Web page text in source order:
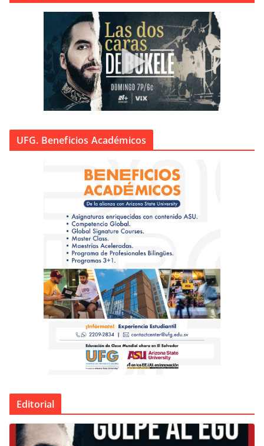
UFG. Beneficios Académicos
Editorial